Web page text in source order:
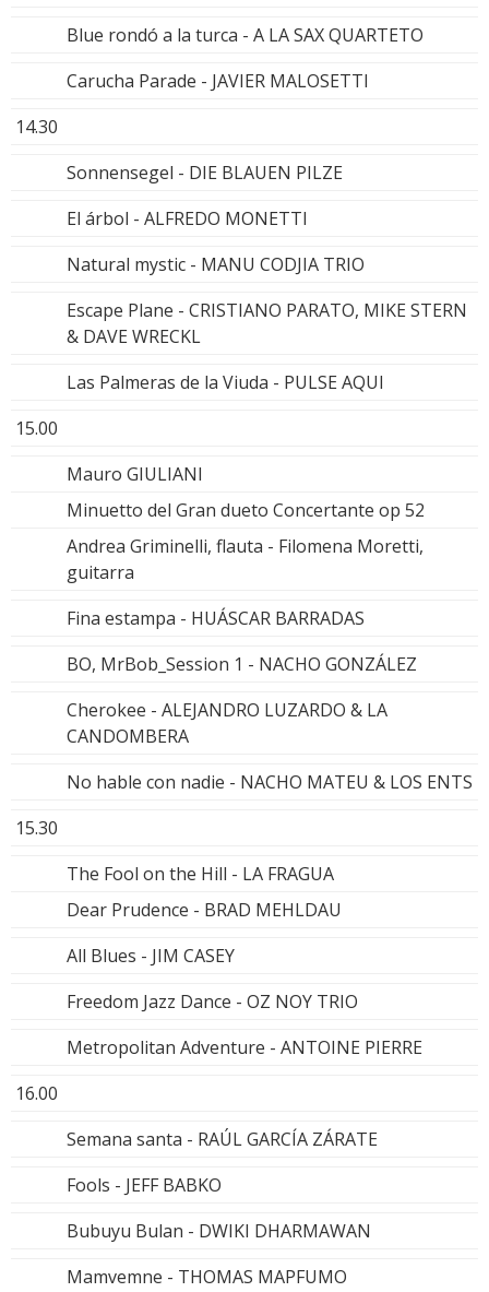
Blue rondó a la turca - A LA SAX QUARTETO
Carucha Parade - JAVIER MALOSETTI
14.30
Sonnensegel - DIE BLAUEN PILZE
El árbol - ALFREDO MONETTI
Natural mystic - MANU CODJIA TRIO
Escape Plane - CRISTIANO PARATO, MIKE STERN
& DAVE WRECKL
Las Palmeras de la Viuda - PULSE AQUI
15.00
Mauro GIULIANI
Minuetto del Gran dueto Concertante op 52
Andrea Griminelli, flauta - Filomena Moretti,
guitarra
Fina estampa - HUÁSCAR BARRADAS
BO, MrBob_Session 1 - NACHO GONZÁLEZ
Cherokee - ALEJANDRO LUZARDO & LA
CANDOMBERA
No hable con nadie - NACHO MATEU & LOS ENTS
15.30
The Fool on the Hill - LA FRAGUA
Dear Prudence - BRAD MEHLDAU
All Blues - JIM CASEY
Freedom Jazz Dance - OZ NOY TRIO
Metropolitan Adventure - ANTOINE PIERRE
16.00
Semana santa - RAÚL GARCÍA ZÁRATE
Fools - JEFF BABKO
Bubuyu Bulan - DWIKI DHARMAWAN
Mamvemne - THOMAS MAPFUMO